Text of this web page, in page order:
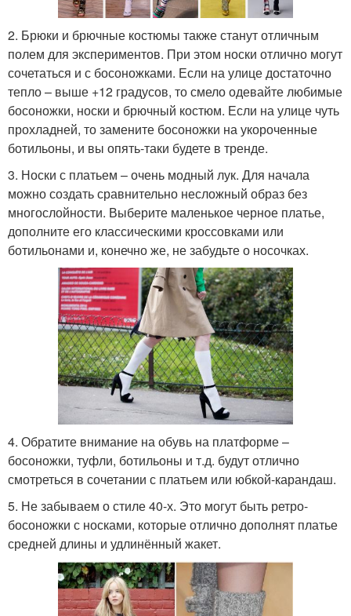
2. Брюки и брючные костюмы также станут отличным
полем для экспериментов. При этом носки отлично могут
сочетаться и с босоножками. Если на улице достаточно
тепло – выше +12 градусов, то смело одевайте любимые
босоножки, носки и брючный костюм. Если на улице чуть
прохладней, то замените босоножки на укороченные
ботильоны, и вы опять-таки будете в тренде.
3. Носки с платьем – очень модный лук. Для начала
можно создать сравнительно несложный образ без
многослойности. Выберите маленькое черное платье,
дополните его классическими кроссовками или
ботильонами и, конечно же, не забудьте о носочках.
4. Обратите внимание на обувь на платформе –
босоножки, туфли, ботильоны и т.д. будут отлично
смотреться в сочетании с платьем или юбкой-карандаш.
5. Не забываем о стиле 40-х. Это могут быть ретро-
босоножки с носками, которые отлично дополнят платье
средней длины и удлинённый жакет.